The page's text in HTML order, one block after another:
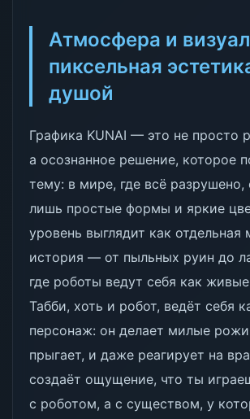
Атмосфера и
пиксельная
душой
Графика KUNAI — это не просто
а осознанное решение, которое
тему: в мире, где всё разрушено,
лишь простые формы и яркие
уровень выглядит как отдельная
история — от пыльных руин до
где роботы ведут себя как
Табби, хоть и робот, ведёт себя
персонаж: он делает милые
прыгает, и даже реагирует на
создаёт ощущение, что ты
с роботом, а с существом, у